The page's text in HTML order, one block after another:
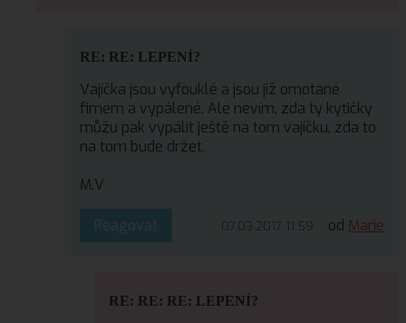
RE: RE: LEPENÍ?
Vajíčka jsou vyfouklé a jsou již omotané
fimem a vypálené. Ale nevím, zda ty kytičky
můžu pak vypálit ještě na tom vajíčku, zda to
na tom bude držet.
M.V
Reagovat 07.03.2017 11:59 od Marie
RE: RE: RE: LEPENÍ?